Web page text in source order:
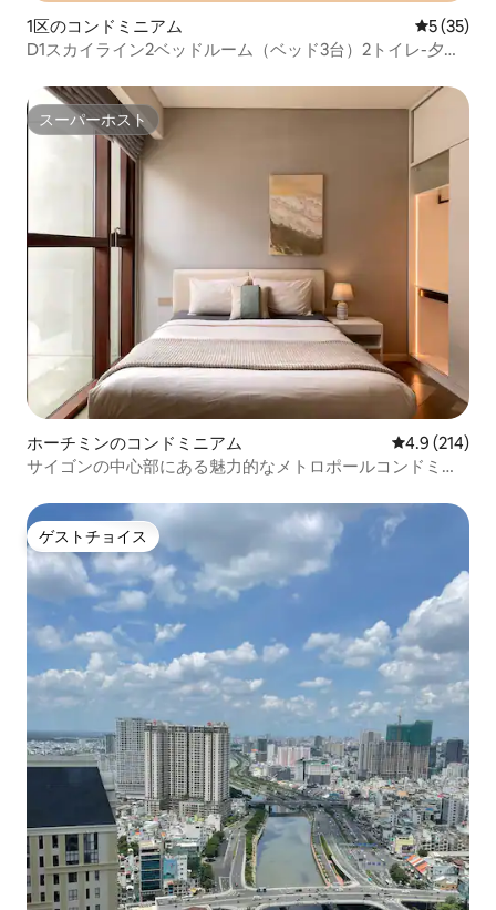
1区のコンドミニアム レビュー
5 (35)
D1スカイライン2ベッドルーム（ベッド3台）2トイレ-夕日
スーパーホスト
スーパーホスト
ホーチミンのコンドミニアム レビュー214
4.9 (214)
サイゴンの中心部にある魅力的なメトロポールコンドミニ
ゲストチョイス
ゲストチョイス